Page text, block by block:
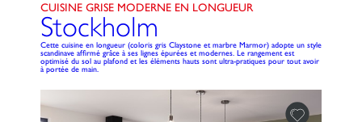
CUISINE GRISE MODERNE EN LONGUEUR
Stockholm
Cette cuisine en longueur (coloris gris Claystone et marbre Marmor) adopte un style
scandinave affirmé grâce à ses lignes épurées et modernes. Le rangement est
optimisé du sol au plafond et les éléments hauts sont ultra-pratiques pour tout avoir
à portée de main.